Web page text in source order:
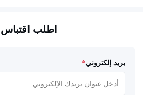
اطلب اقتباس
بريد إلكتروني*